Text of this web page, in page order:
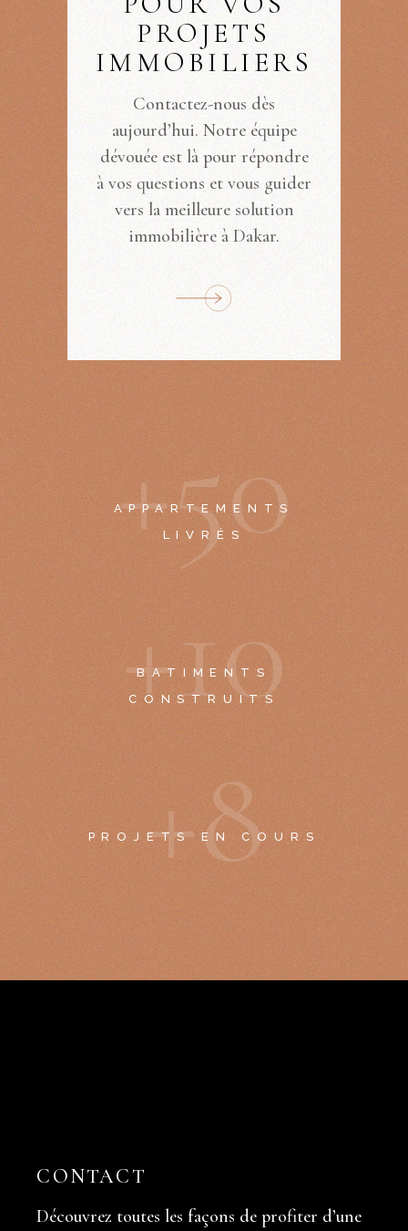
PROJETS
IMMOBILIERS
Contactez-nous dès
aujourd’hui. Notre équipe
dévouée est là pour répondre
à vos questions et vous guider
vers la meilleure solution
immobilière à Dakar.
+50
APPARTEMENTS
LIVRÉS
+10
BATIMENTS
CONSTRUITS
+8
PROJETS EN COURS
CONTACT
Découvrez toutes les façons de profiter d’une